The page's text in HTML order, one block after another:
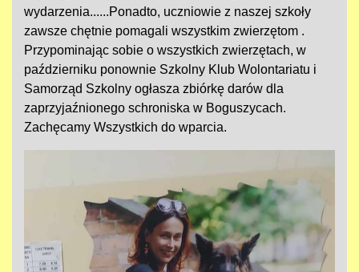
wydarzenia......Ponadto, uczniowie z naszej szkoły
zawsze chętnie pomagali wszystkim zwierzętom .
Przypominając sobie o wszystkich zwierzętach, w
październiku ponownie Szkolny Klub Wolontariatu i
Samorząd Szkolny ogłasza zbiórkę darów dla
zaprzyjaźnionego schroniska w Boguszycach.
Zachęcamy Wszystkich do wparcia.